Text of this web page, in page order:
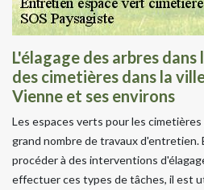
L'élagage des arbres dans
des cimetières dans la
Vienne et ses environs
Les espaces verts pour les
grand nombre de travaux d'entretien.
procéder à des interventions
effectuer ces types de tâches, il est